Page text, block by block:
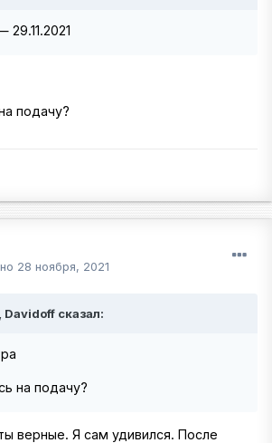
подачу?
28 ноября, 2021
сказал:
на подачу?
верные. Я сам удивился. После